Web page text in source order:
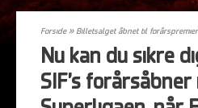
Forside»Billetsalget åbnet til
Nu kan du sikre
SIF’s forårsåbner